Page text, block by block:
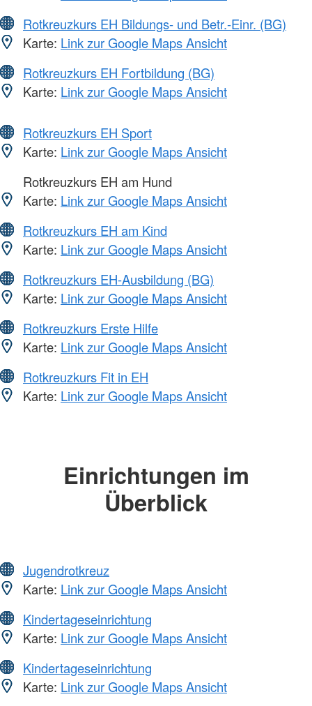
Rotkreuzkurs EH Bildungs- und Betr.-Einr. (BG)
Karte: Link zur Google Maps Ansicht
Rotkreuzkurs EH Fortbildung (BG)
Karte: Link zur Google Maps Ansicht
Rotkreuzkurs EH Sport
Karte: Link zur Google Maps Ansicht
Rotkreuzkurs EH am Hund
Karte: Link zur Google Maps Ansicht
Rotkreuzkurs EH am Kind
Karte: Link zur Google Maps Ansicht
Rotkreuzkurs EH-Ausbildung (BG)
Karte: Link zur Google Maps Ansicht
Rotkreuzkurs Erste Hilfe
Karte: Link zur Google Maps Ansicht
Rotkreuzkurs Fit in EH
Karte: Link zur Google Maps Ansicht
Einrichtungen im
Überblick
Jugendrotkreuz
Karte: Link zur Google Maps Ansicht
Kindertageseinrichtung
Karte: Link zur Google Maps Ansicht
Kindertageseinrichtung
Karte: Link zur Google Maps Ansicht